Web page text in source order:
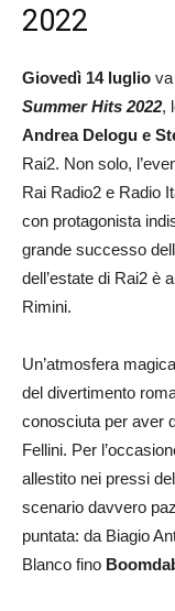
2022
Giovedì 14 luglio
Summer Hits 2022,
Andrea Delogu e
Rai2. Non solo,
Rai Radio2 e Radio
con protagonista
grande successo
dell’estate di Rai2 è
Rimini.
Un’atmosfera
del divertimento
conosciuta per aver
Fellini. Per
allestito nei pressi
scenario davvero
puntata: da Biagio
Blanco fino